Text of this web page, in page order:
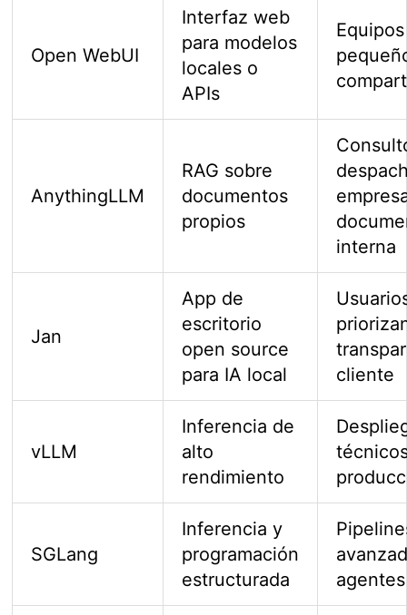
Open WebUI
Interfaz web
para modelos
locales o
APIs
Equipos
AnythingLLM
RAG sobre
documentos
propios
interna
Jan
App de
escritorio
open source
para IA local
cliente
vLLM
Inferencia de
alto
rendimiento
SGLang
Inferencia y
programación
estructurada
agentes